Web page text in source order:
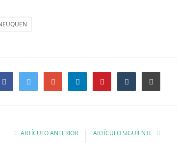
ARTÍCULO ANTERIOR ARTÍCULO SIGUIENTE